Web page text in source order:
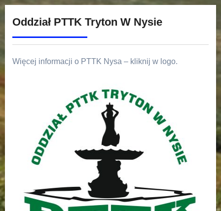
Oddział PTTK Tryton W Nysie
Więcej informacji o PTTK Nysa – kliknij w logo.